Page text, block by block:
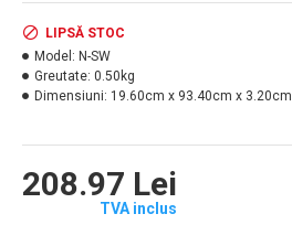
208.97 Lei
TVA inclus
LIPSĂ STOC
Model: N-SW
Greutate: 0.50kg
Dimensiuni: 19.60cm x 93.40cm x 3.20cm